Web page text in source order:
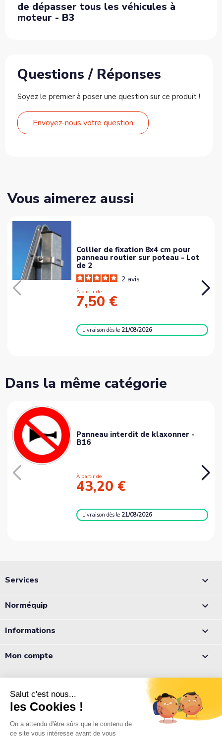
de dépasser tous les véhicules à
moteur - B3
Questions / Réponses
Soyez le premier à poser une question sur ce produit !
Envoyez-nous votre question
Vous aimerez aussi
Collier de fixation 8x4 cm pour
panneau routier sur poteau - Lot
de 2
2 avis
À partir de
7,50 €
Livraisondès le 21/08/2026
Dans la même catégorie
Panneau interdit de klaxonner -
B16
À partir de
43,20 €
Livraisondès le 21/08/2026
Services 
Norméquip 
Informations 
Mon compte 
05 56 78 78 10
Notre équipe est à votre écoute du lundi au jeudi de 8h à 12h et
de 13h à 18h et le vendredi de 8h à 12h et de 13h à 17h.